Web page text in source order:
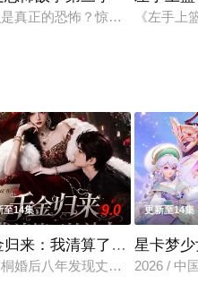
,国产动漫
真正的恐怖？惊声尖叫的血肉
《左手
了废土
手保护期即将结束，他急中
至14集 9.0
归来：我清算了枕边人
婚后八年发现丈夫顾明轩联合
更新至14集
星卡梦
2026 / 中